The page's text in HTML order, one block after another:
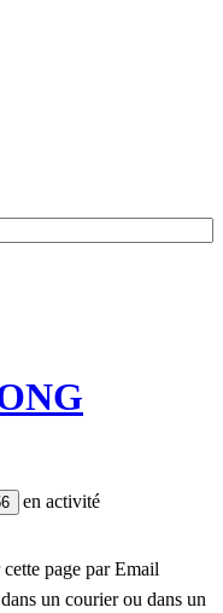
en activité
cette page par Email
un courier ou dans un